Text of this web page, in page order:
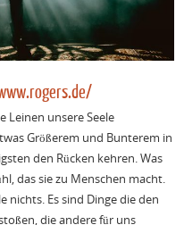
Leinen unsere Seele
Größerem und Bunterem in
den Rücken kehren. Was
das sie zu Menschen macht.
nichts. Es sind Dinge die den
die andere für uns